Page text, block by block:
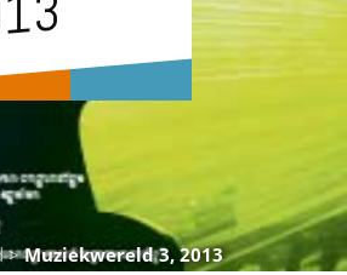
>Muziekwereld 3, 2013